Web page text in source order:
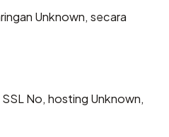
Unknown, secara
No, hosting Unknown,